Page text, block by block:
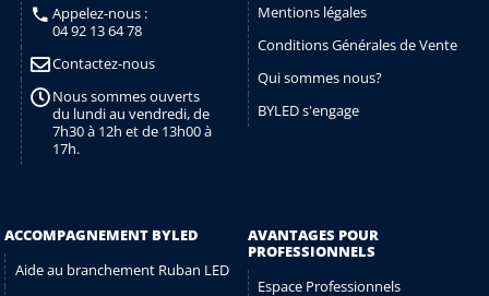
Appelez-nous :
04 92 13 64 78
Contactez-nous
Nous sommes ouverts
du lundi au vendredi, de
7h30 à 12h et de 13h00 à
17h.
Mentions légales
Conditions Générales de Vente
Qui sommes nous?
BYLED s'engage
ACCOMPAGNEMENT BYLED
Aide au branchement Ruban LED
AVANTAGES POUR
PROFESSIONNELS
Espace Professionnels